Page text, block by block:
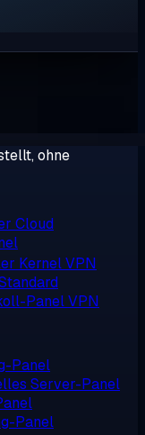
ohne
Cloud
Kernel VPN
Panel VPN
Panel
Server-Panel
Panel